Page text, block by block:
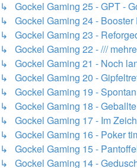
↳ Gockel Gaming 25 - GPT -
↳ Gockel Gaming 24 - Booster
↳ Gockel Gaming 23 -
↳ Gockel Gaming 22 - ///
↳ Gockel Gaming 21 - Noch
↳ Gockel Gaming 20 -
↳ Gockel Gaming 19 - Spontan
↳ Gockel Gaming 18 -
↳ Gockel Gaming 17 - Im
↳ Gockel Gaming 16 - Poker
↳ Gockel Gaming 15 -
↳ Gockel Gaming 14 -